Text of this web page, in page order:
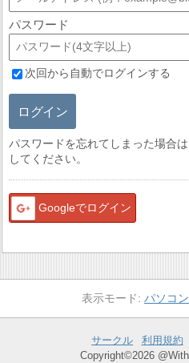
パスワード
次回から自動でログインする
ログイン
パスワードを忘れてしまった場合
してください。
Googleでログイン
パソコン
サークル 利用規約
Copyright©2026